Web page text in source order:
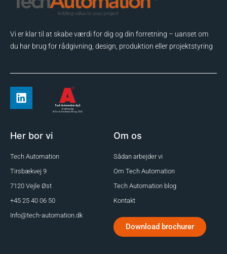
Vi er klar til at skabe værdi for dig og din forretning – uanset om
du har brug for rådgivning, design, produktion eller projektstyring
Her bor vi
Tech Automation
Tirsbækvej 9
7120 Vejle Øst
+45 25 40 06 50
Info@tech-automation.dk
Om os
Sådan arbejder vi
Om Tech Automation
Tech Automation blog
Kontakt
Download brochurer